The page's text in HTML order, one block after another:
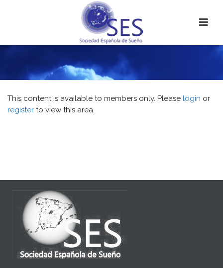
This content is available to members only. Please login or
register to view this area.